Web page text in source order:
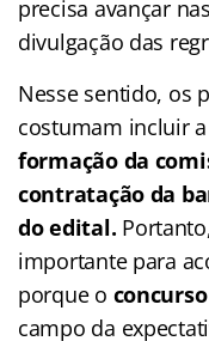
precisa avançar
divulgação das
Nesse sentido, os
costumam incluir a
formação da
contratação da
do edital.
importante para
porque o
campo da